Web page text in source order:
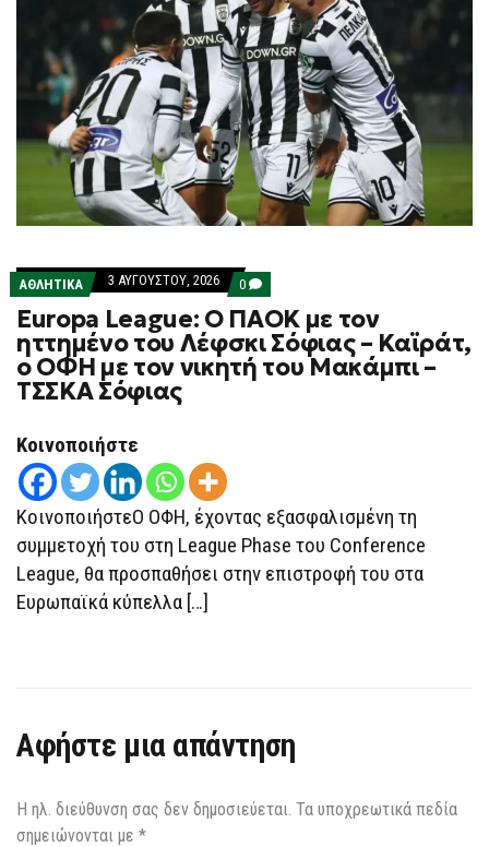
ΑΘΛΗΤΙΚΑ 3 ΑΥΓΟΎΣΤΟΥ, 2026 0 COMMENTS
ON
EUROPA
LEAGUE:
Ο
ΠΑΟΚ
ΜΕ
Ο
ΟΦΗ
ΜΕ
ΝΙΚΗΤΉ
Europa League: Ο ΠΑΟΚ με τον
ηττημένο του Λέφσκι Σόφιας – Καϊράτ,
ο ΟΦΗ με τον νικητή του Μακάμπι –
ΤΣΣΚΑ Σόφιας
Κοινοποιήστε
ΚοινοποιήστεΟ ΟΦΗ, έχοντας εξασφαλισμένη τη
συμμετοχή του στη League Phase του Conference
League, θα προσπαθήσει στην επιστροφή του στα
Ευρωπαϊκά κύπελλα […]
Αφήστε μια απάντηση
Η ηλ. διεύθυνση σας δεν δημοσιεύεται. Τα υποχρεωτικά πεδία
σημειώνονται με *